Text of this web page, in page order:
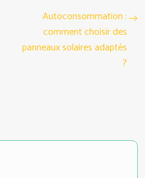
Autoconsommation :
comment choisir des
panneaux solaires adaptés
?